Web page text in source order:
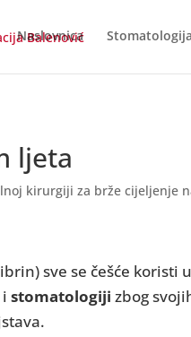
Naslovnica Stomatologija
ljeta
sve se češće koristi u
istomatologiji zbog